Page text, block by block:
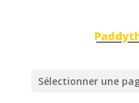
Sélectionner une